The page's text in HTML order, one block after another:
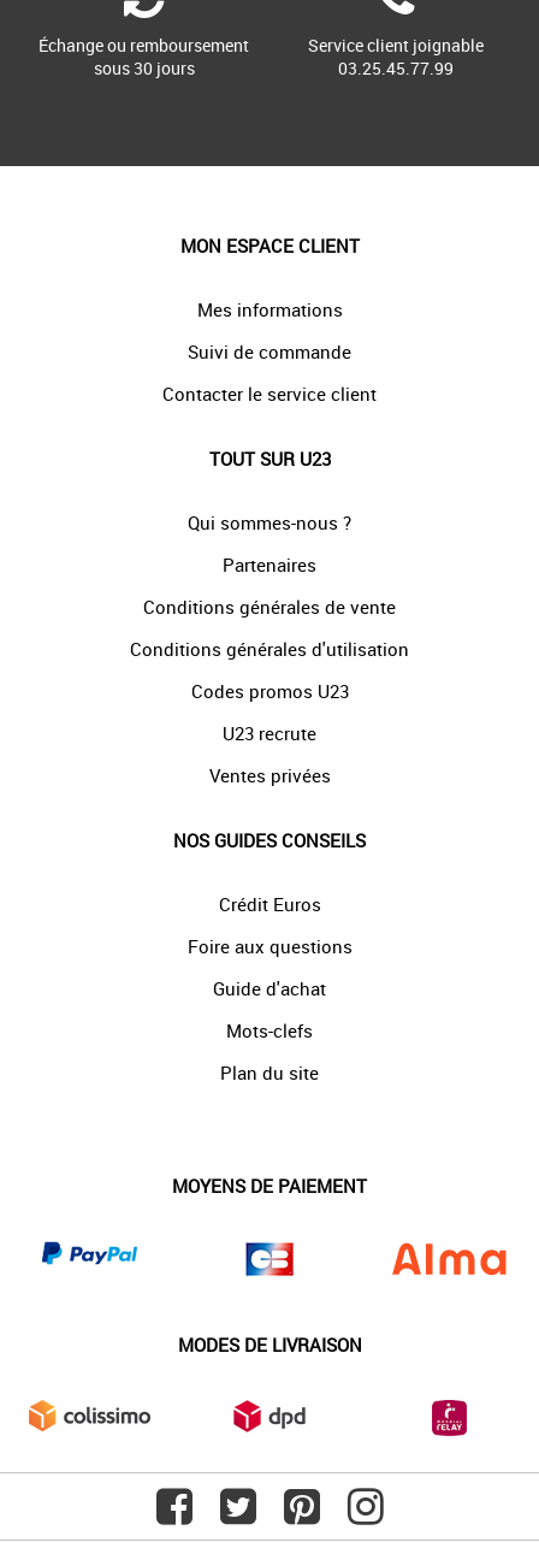
Échange ou remboursement
sous 30 jours
Service client joignable
03.25.45.77.99
MON ESPACE CLIENT
Mes informations
Suivi de commande
Contacter le service client
TOUT SUR U23
Qui sommes-nous ?
Partenaires
Conditions générales de vente
Conditions générales d'utilisation
Codes promos U23
U23 recrute
Ventes privées
NOS GUIDES CONSEILS
Crédit Euros
Foire aux questions
Guide d'achat
Mots-clefs
Plan du site
MOYENS DE PAIEMENT
MODES DE LIVRAISON